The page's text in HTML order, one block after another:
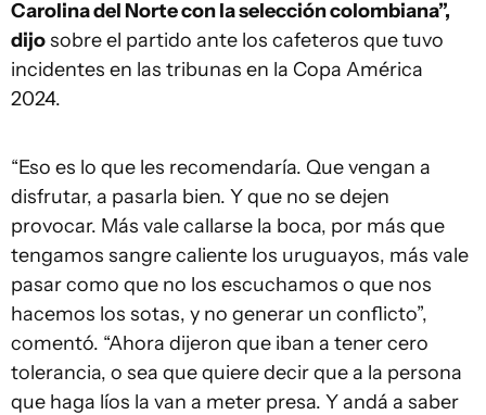
Carolina del Norte con la selección colombiana”,
dijosobre el partido ante los cafeteros que tuvo
incidentes en las tribunas en la Copa América
2024.
“Eso es lo que les recomendaría. Que vengan a
disfrutar, a pasarla bien. Y que no se dejen
provocar. Más vale callarse la boca, por más que
tengamos sangre caliente los uruguayos, más vale
pasar como que no los escuchamos o que nos
hacemos los sotas, y no generar un conflicto”,
comentó. “Ahora dijeron que iban a tener cero
tolerancia, o sea que quiere decir que a la persona
que haga líos la van a meter presa. Y andá a saber